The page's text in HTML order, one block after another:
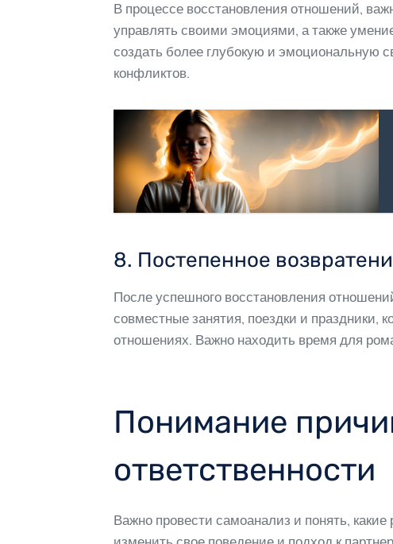
В процессе восстановления отношений,
управлять своими эмоциями, а также
создать более глубокую и эмоциональную
конфликтов.
8. Постепенное
После успешного восстановления
совместные занятия, поездки и праздники,
отношениях. Важно находить время для
Понимание
ответственности
Важно провести самоанализ и понять,